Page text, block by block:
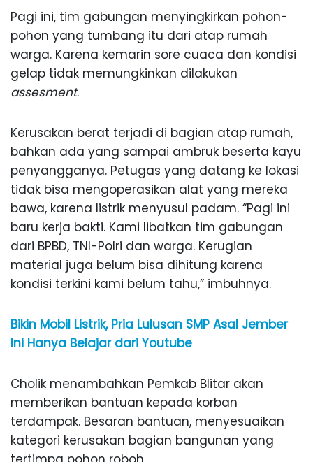
Pagi ini, tim gabungan menyingkirkan pohon-
pohon yang tumbang itu dari atap rumah
warga. Karena kemarin sore cuaca dan kondisi
gelap tidak memungkinkan dilakukan
assesment.
Kerusakan berat terjadi di bagian atap rumah,
bahkan ada yang sampai ambruk beserta kayu
penyangganya. Petugas yang datang ke lokasi
tidak bisa mengoperasikan alat yang mereka
bawa, karena listrik menyusul padam. “Pagi ini
baru kerja bakti. Kami libatkan tim gabungan
dari BPBD, TNI-Polri dan warga. Kerugian
material juga belum bisa dihitung karena
kondisi terkini kami belum tahu,” imbuhnya.
Bikin Mobil Listrik, Pria Lulusan SMP Asal Jember
Ini Hanya Belajar dari Youtube
Cholik menambahkan Pemkab Blitar akan
memberikan bantuan kepada korban
terdampak. Besaran bantuan, menyesuaikan
kategori kerusakan bagian bangunan yang